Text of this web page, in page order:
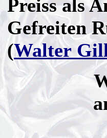
Preiss als
Gefreiten
(Walter